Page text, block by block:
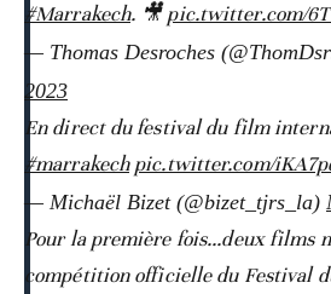
#Marrakech. 🎥pic.twitter.com/
— Thomas Desroches
2023
En direct du festival du film
#marrakech pic.twitter.com/
— Michaël Bizet (@bizet_tjrs_la)
Pour la première fois...deux films
compétition officielle du Festival